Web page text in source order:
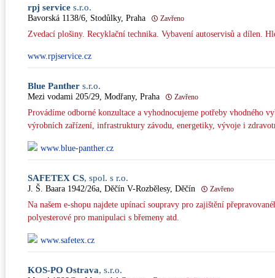
rpj service s.r.o.
Bavorská 1138/6, Stodůlky, Praha Zavřeno
Zvedací plošiny. Recyklační technika. Vybavení autoservisů a dílen.
www.rpjservice.cz
Blue Panther s.r.o.
Mezi vodami 205/29, Modřany, Praha Zavřeno
Provádíme odborné konzultace a vyhodnocujeme potřeby vhodného
výrobních zařízení, infrastruktury závodu, energetiky, vývoje i
www.blue-panther.cz
SAFETEX CS, spol. s r.o.
J. Š. Baara 1942/26a, Děčín V-Rozbělesy, Děčín Zavřeno
Na našem e-shopu najdete upínací soupravy pro zajištění
polyesterové pro manipulaci s břemeny atd.
www.safetex.cz
KOS-PO Ostrava, s.r.o.